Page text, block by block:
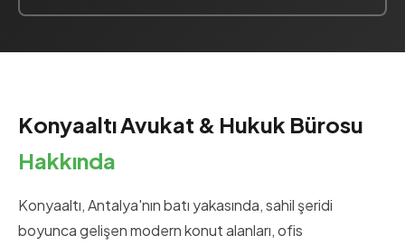
Konyaaltı Avukat & Hukuk Bürosu
Hakkında
Konyaaltı, Antalya'nın batı yakasında, sahil şeridi
boyunca gelişen modern konut alanları, ofis